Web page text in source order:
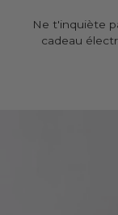
Ne t'inquiète
cadeau